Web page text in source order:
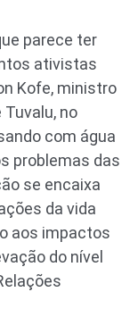
parece ter
ativistas
Kofe, ministro
no
com água
problemas das
se encaixa
da vida
aos impactos
do nível